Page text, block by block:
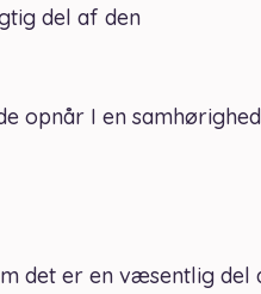
del af den
opnår I en samhørighed
det er en væsentlig del